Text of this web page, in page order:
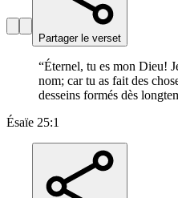
Partager le verset
“Éternel, tu es mon Dieu!
nom; car tu as fait des
desseins formés dès
Ésaïe 25:1